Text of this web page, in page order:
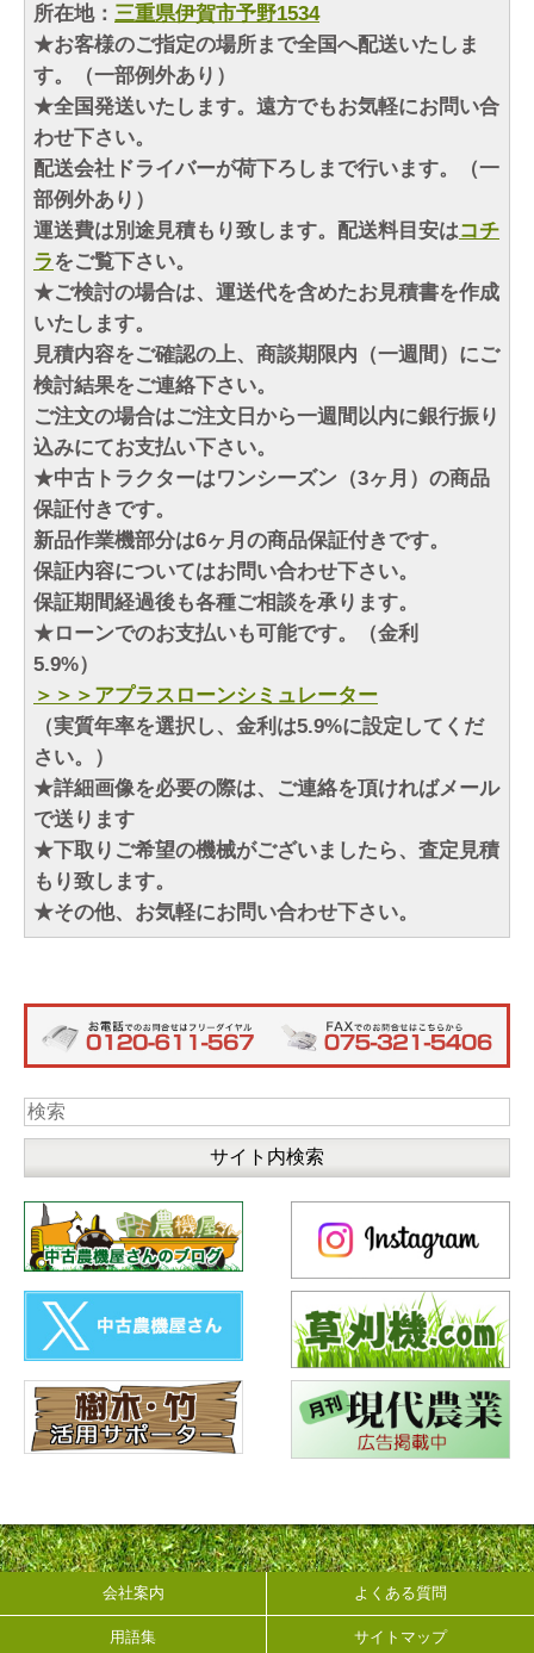
所在地： 三重県伊賀市予野1534
★お客様のご指定の場所まで全国へ配送いたしま
す。（一部例外あり）
★全国発送いたします。遠方でもお気軽にお問い合
わせ下さい。
配送会社ドライバーが荷下ろしまで行います。（一
部例外あり）
運送費は別途見積もり致します。配送料目安はコチ
ラをご覧下さい。
★ご検討の場合は、運送代を含めたお見積書を作成
いたします。
見積内容をご確認の上、商談期限内（一週間）にご
検討結果をご連絡下さい。
ご注文の場合はご注文日から一週間以内に銀行振り
込みにてお支払い下さい。
★中古トラクターはワンシーズン（3ヶ月）の商品
保証付きです。
新品作業機部分は6ヶ月の商品保証付きです。
保証内容についてはお問い合わせ下さい。
保証期間経過後も各種ご相談を承ります。
★ローンでのお支払いも可能です。（金利
5.9%）
＞＞＞アプラスローンシミュレーター
（実質年率を選択し、金利は5.9%に設定してくだ
さい。）
★詳細画像を必要の際は、ご連絡を頂ければメール
で送ります
★下取りご希望の機械がございましたら、査定見積
もり致します。
★その他、お気軽にお問い合わせ下さい。
会社案内 よくある質問
用語集 サイトマップ